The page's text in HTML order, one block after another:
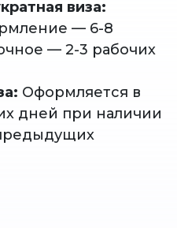
виза:
— 6-8
— 2-3 рабочих
Оформляется в
дней при наличии